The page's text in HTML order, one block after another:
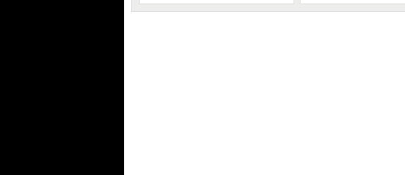
Petraroli a Temptation
Spagna-Argentina